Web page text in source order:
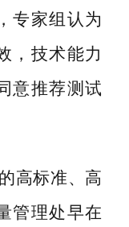
专家组认为
，技术能力
意推荐测试
高标准、高
管理处早在